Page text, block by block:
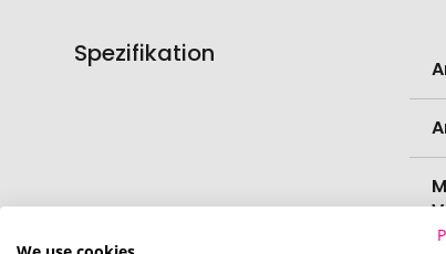
Spezifikation